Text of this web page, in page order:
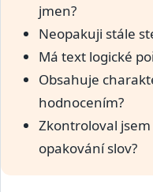
jmen?
Neopakuji stále
Má text logické
Obsahuje
hodnocením?
Zkontroloval
opakování slov?